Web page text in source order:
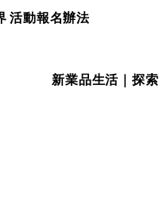
活動報名辦法
新業品生活｜探